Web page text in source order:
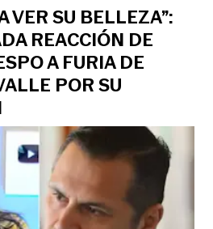
VER SU BELLEZA”:
REACCIÓN DE
A FURIA DE
POR SU